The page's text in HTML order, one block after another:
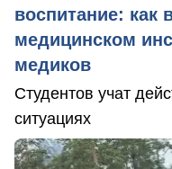
воспитание:
медицинском
медиков
Студентов учат
ситуациях